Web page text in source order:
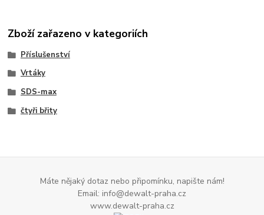
Zboží zařazeno v kategoriích
Příslušenství
Vrtáky
SDS-max
čtyři břity
Máte nějaký dotaz nebo připomínku, napište nám!
Email: info@dewalt-praha.cz
www.dewalt-praha.cz